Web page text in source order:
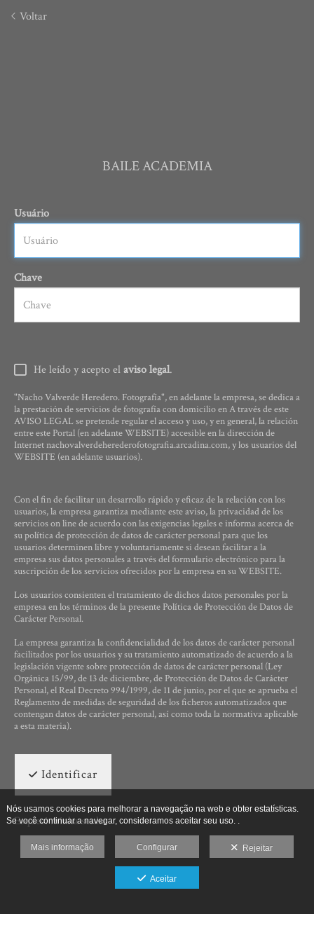
Voltar
BAILE ACADEMIA
Usuário
Chave
He leído y acepto elaviso legal.
"Nacho Valverde Heredero. Fotografía", en adelante la empresa, se dedica a
la prestación de servicios de fotografía con domicilio en A través de este
AVISO LEGAL se pretende regular el acceso y uso, y en general, la relación
entre este Portal (en adelante WEBSITE) accesible en la dirección de
Internet nachovalverdeherederofotografia.arcadina.com, y los usuarios del
WEBSITE (en adelante usuarios).
Con el fin de facilitar un desarrollo rápido y eficaz de la relación con los
usuarios, la empresa garantiza mediante este aviso, la privacidad de los
servicios on line de acuerdo con las exigencias legales e informa acerca de
su política de protección de datos de carácter personal para que los
usuarios determinen libre y voluntariamente si desean facilitar a la
empresa sus datos personales a través del formulario electrónico para la
suscripción de los servicios ofrecidos por la empresa en su WEBSITE.
Los usuarios consienten el tratamiento de dichos datos personales por la
empresa en los términos de la presente Política de Protección de Datos de
Carácter Personal.
La empresa garantiza la confidencialidad de los datos de carácter personal
facilitados por los usuarios y su tratamiento automatizado de acuerdo a la
legislación vigente sobre protección de datos de carácter personal (Ley
Orgánica 15/99, de 13 de diciembre, de Protección de Datos de Carácter
Personal, el Real Decreto 994/1999, de 11 de junio, por el que se aprueba el
Reglamento de medidas de seguridad de los ficheros automatizados que
contengan datos de carácter personal, así como toda la normativa aplicable
a esta materia).
Identificar
Esqueci minha senha
Nós usamos cookies para melhorar a navegação na web e obter estatísticas.
Se você continuar a navegar, consideramos aceitar seu uso. .
Mais informação Configurar Rejeitar
Aceitar